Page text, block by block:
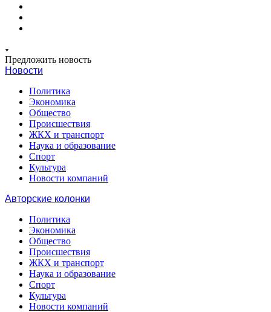
Предложить новость
Новости
Политика
Экономика
Общество
Происшествия
ЖКХ и транспорт
Наука и образование
Спорт
Культура
Новости компаний
Авторские колонки
Политика
Экономика
Общество
Происшествия
ЖКХ и транспорт
Наука и образование
Спорт
Культура
Новости компаний